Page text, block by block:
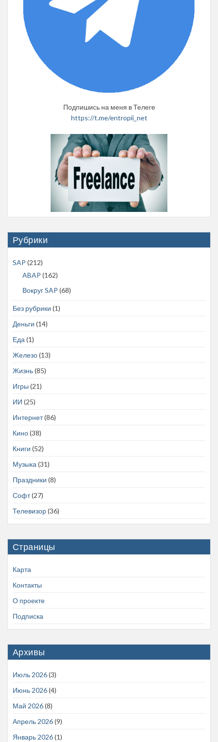
Подпишись на меня в Телеге
https://t.me/entropii_net
Рубрики
SAP (212)
ABAP (162)
Вокруг SAP (68)
Без рубрики (1)
Деньги (14)
Еда(1)
Железо(13)
Жизнь(85)
Игры (21)
ИИ (25)
Интернет(86)
Кино(38)
Книги (52)
Музыка(31)
Праздники (8)
Софт(27)
Телевизор(36)
Страницы
Карта
Контакты
О проекте
Подписка
Архивы
Июль 2026(3)
Июнь 2026(4)
Май 2026(8)
Апрель 2026(9)
Январь 2026(1)